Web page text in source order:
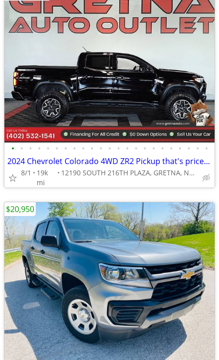
• • • • • • • • • • • • • • • • • • • • • • •
2024 Chevrolet Colorado 4WD ZR2 Pickup that's priced BELOW KBB
8/1
19k
mi
12190 SOUTH 216TH PLAZA, GRETNA, NE 68028
$20,950